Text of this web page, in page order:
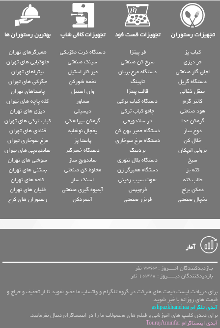
تجهیزات رستوران تجهیزات فست فود تجهیزات کافی شاپ بهترین رستوران ها
کباب پز
فر دیزی
اجاق گاز صنعتی
دستگاه گریل
منقل ذغالی
کانتر گرم
هود صنعتی
گرمکن غذا
دوغ ساز
خلال کن
ترولی آبچکان
سیخ
کته پز
قالب کته
دمکن برنج
یخچال صنعتی
فر پیتزا
سرخ کن صنعتی
دستگاه مرغ بریان
تاپینگ
قالب پیتزا
دستگاه کباب ترکی
چاقو کباب ترکی
فر ساندویچی
دستگاه خمیر پهن کن
دستگاه مرغ سوخاری
بردینگ
دستگاه بلال تنوری
دستگاه همبرگر زن
شوت سیب زمینی
فرچیپس
فریزر صنعتی
دستگاه ذرت مکزیکی
سینک صنعتی
میز کار استیل
تخمه شورکن
وان استیل
سماور
دیسپلی
گرمکن پیراشکی
یخچال نوشابه
پاستا پز
دستگاه خمیرگیر
ساندویچ ساز
مخلوط کن صنعتی
اسنک ساز
آبمیوه گیری صنعتی
آبسردکن
همبرگرهای تهران
چلوکبابی های تهران
پیتزاهای تهران
جگرکی های تهران
پاستاهای تهران
کله پاچه های تهران
دیزی های تهران
کباب ترکی های تهران
قنادی های تهران
مرغ سوخاری تهران
ساندویچی های تهران
سوشی های تهران
بستنی های تهران
کافه های تهران
قلیان های تهران
رستوران های کرج
آمار
بـازدیدکنندگان امــــروز : 2363 نفر
بازدیدکنندگان دیـــــروز : 10320 نفر
برای دریافت لیست قیمت های شرکت در گروه تلگرام و واتساپ ما عضو شوید تا از تخفیف و حراج و
قیمت های روزانه با خبر شوید.
آیدی تلگرام ashpazkhanehaa
برای دیدن کلیپ های آموزشی و فیلم های محصولات ما را در اینستاگرام دنبال بفرمایید.
آیدی اینستاگرام TourajAminfar